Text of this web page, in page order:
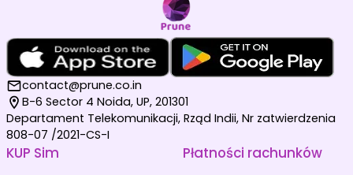
contact@prune.co.in
B-6 Sector 4 Noida, UP, 201301
Departament Telekomunikacji, Rząd Indii, Nr zatwierdzenia
808-07 /2021-CS-I
KUP Sim Płatności rachunków